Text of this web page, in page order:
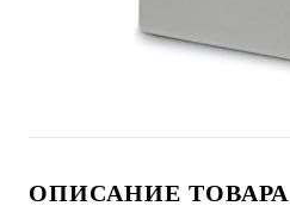
ОПИСАНИЕ ТОВАРА